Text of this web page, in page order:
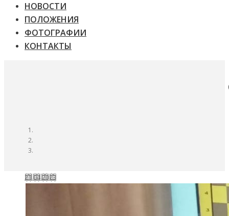
НОВОСТИ
ПОЛОЖЕНИЯ
ФОТОГРАФИИ
КОНТАКТЫ
21.04.2023